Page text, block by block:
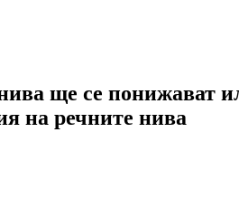
ще се понижават
на речните нива